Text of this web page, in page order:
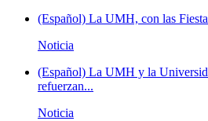
(Español) La UMH, con las
Noticia
(Español) La UMH y la
refuerzan...
Noticia